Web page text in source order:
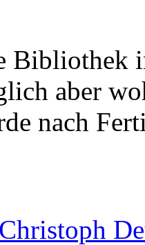
Bibliothek
aber
nach
Christoph